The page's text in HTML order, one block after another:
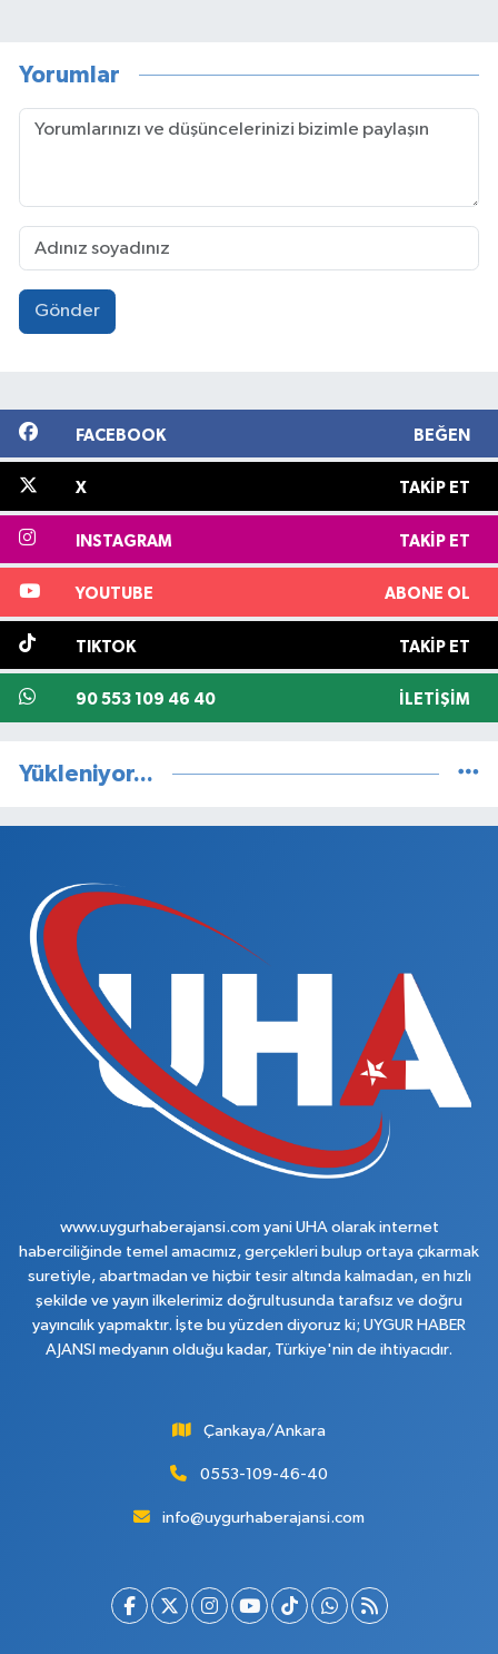
Yorumlar
Gönder
FACEBOOK BEĞEN
X TAKIP ET
INSTAGRAM TAKIP ET
YOUTUBE ABONE OL
TIKTOK TAKIP ET
90 553 109 46 40 İLETIŞIM
Yükleniyor...
www.uygurhaberajansi.com yani UHA olarak internet
haberciliğinde temel amacımız, gerçekleri bulup ortaya çıkarmak
suretiyle, abartmadan ve hiçbir tesir altında kalmadan, en hızlı
şekilde ve yayın ilkelerimiz doğrultusunda tarafsız ve doğru
yayıncılık yapmaktır. İşte bu yüzden diyoruz ki; UYGUR HABER
AJANSI medyanın olduğu kadar, Türkiye'nin de ihtiyacıdır.
Çankaya/Ankara
0553-109-46-40
info@uygurhaberajansi.com